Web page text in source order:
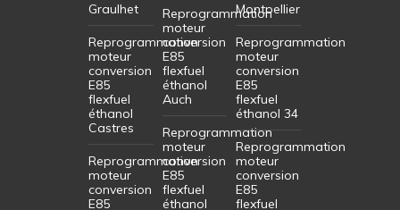
Graulhet
Reprogrammation
moteur
conversion
E85
flexfuel
éthanol
Castres
Reprogrammation
moteur
conversion
E85
Reprogrammation
moteur
conversion
E85
flexfuel
éthanol
Auch
Reprogrammation
moteur
conversion
E85
flexfuel
éthanol
Montpellier
Reprogrammation
moteur
conversion
E85
flexfuel
éthanol 34
Reprogrammation
moteur
conversion
E85
flexfuel